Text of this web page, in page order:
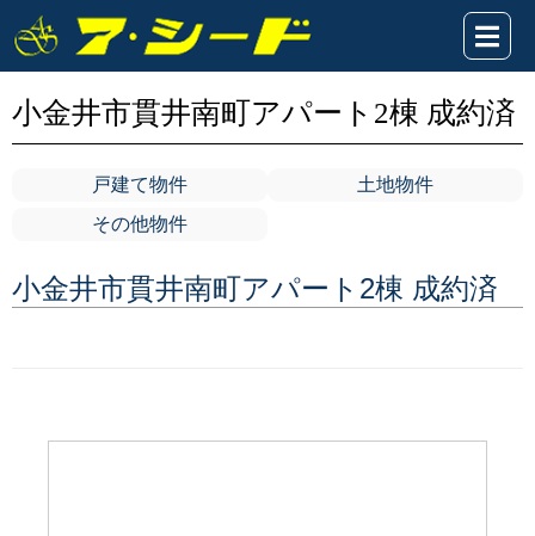
小金井市貫井南町アパート2棟 成約済
戸建て物件
土地物件
その他物件
小金井市貫井南町アパート2棟 成約済